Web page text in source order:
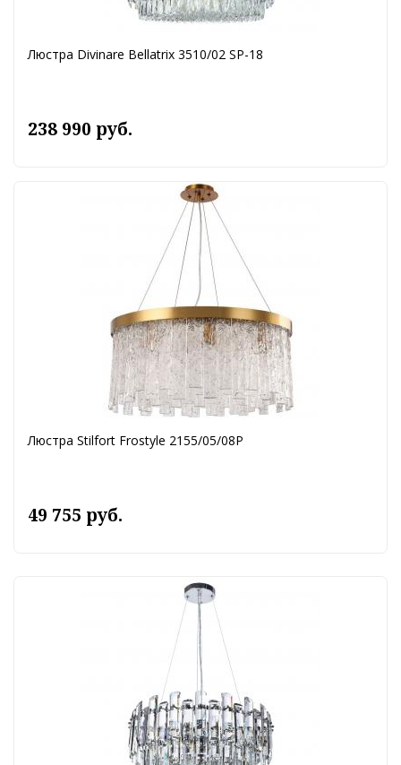
Люстра Divinare Bellatrix 3510/02 SP-18
238 990 руб.
Люстра Stilfort Frostyle 2155/05/08P
49 755 руб.